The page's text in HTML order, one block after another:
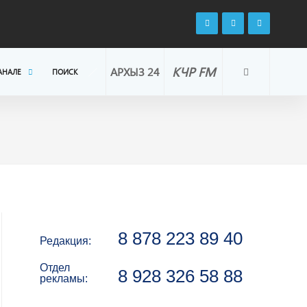
КЧР FM
АРХЫЗ 24
ПОИСК
Редакция: 8 878 223 89 40
Отдел
рекламы:
8 928 326 58 88